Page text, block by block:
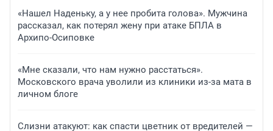
«Нашел Наденьку, а у нее пробита голова». Мужчина
рассказал, как потерял жену при атаке БПЛА в
Архипо-Осиповке
«Мне сказали, что нам нужно расстаться».
Московского врача уволили из клиники из-за мата в
личном блоге
Слизни атакуют: как спасти цветник от вредителей —